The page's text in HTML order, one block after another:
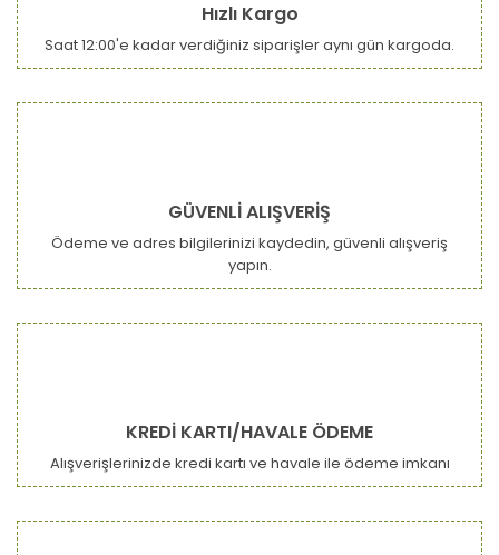
Ürün açıklamasında eksik bilgiler bulunuyor.
Ürün bilgilerinde hatalar bulunuyor.
Gönder
Hızlı Kargo
Saat 12:00'e kadar verdiğiniz siparişler aynı gün kargoda.
GÜVENLİ ALIŞVERİŞ
Ödeme ve adres bilgilerinizi kaydedin, güvenli alışveriş
yapın.
KREDİ KARTI/HAVALE ÖDEME
Alışverişlerinizde kredi kartı ve havale ile ödeme imkanı